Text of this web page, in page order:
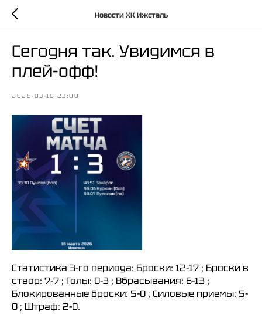
Новости ХК Ижсталь
Сегодня так. Увидимся в
плей-офф!
2026-03-18 23:00
Статистика 3-го периода: Броски: 12-17 ; Броски в
створ: 7-7 ; Голы: 0-3 ; Вбрасывания: 6-13 ;
Блокированные броски: 5-0 ; Силовые приемы: 5-
0 ; Штраф: 2-0.